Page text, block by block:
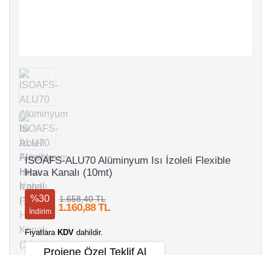
ISOAFS-ALU70 Alüminyum Isı İzoleli Flexible
Hava Kanalı (10mt)
%30
İndirim
1.658,40 TL
1.160,88 TL
Fiyatlara KDV dahildir.
Projene Özel Teklif Al